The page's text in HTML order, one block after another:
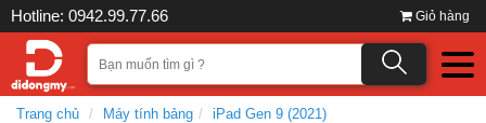
Hotline: 0942.99.77.66 Giỏ hàng
Trang chủ Máy tính bảng iPad Gen 9 (2021)